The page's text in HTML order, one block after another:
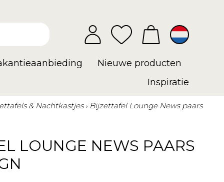
Nieuwe producten
Inspiratie
& Nachtkastjes Bijzettafel Lounge News paars
LOUNGE NEWS PAARS